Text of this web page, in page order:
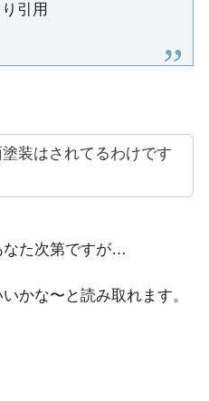
引用
装はされてるわけです
なた次第ですが…
かな〜と読み取れます。